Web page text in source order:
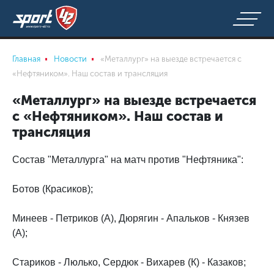
Главная Новости
«Металлург» на выезде встречается с
«Нефтяником». Наш состав и трансляция
«Металлург» на выезде встречается
с «Нефтяником». Наш состав и
трансляция
Состав "Металлурга" на матч против "Нефтяника":
Ботов (Красиков);
Минеев - Петриков (А), Дюрягин - Апальков - Князев
(А);
Стариков - Люлько, Сердюк - Вихарев (К) - Казаков;